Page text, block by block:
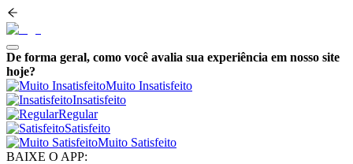
De forma geral, como você avalia sua experiência em nosso site
hoje?
Muito Insatisfeito
Insatisfeito
Regular
Satisfeito
Muito Satisfeito
BAIXE O APP: